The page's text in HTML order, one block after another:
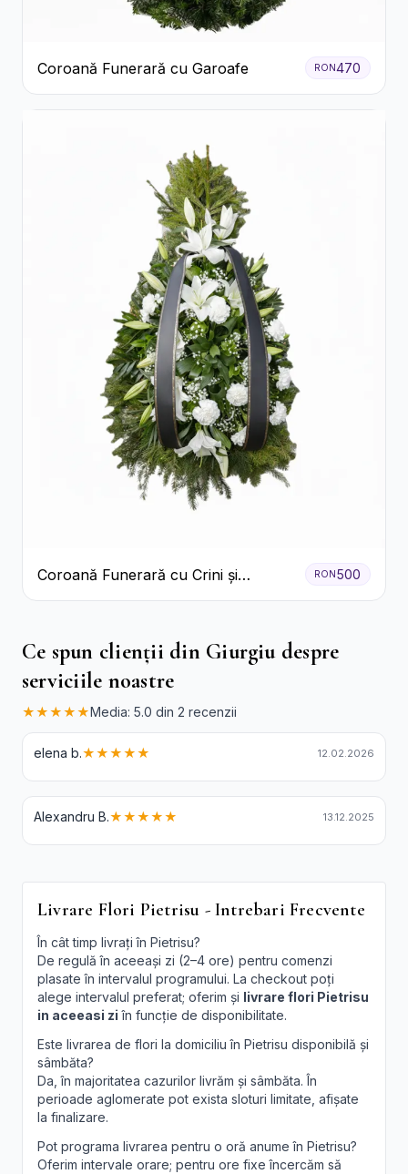
Coroană Funerară cu Garoafe RON 470
Coroană Funerară cu Crini și
Garoafe Albe
RON500
Ce spun clienții din Giurgiu despre
serviciile noastre
★★★★★Media: 5.0 din 2 recenzii
elena b.★★★★★ 12.02.2026
Alexandru B.★★★★★ 13.12.2025
Livrare Flori Pietrisu - Intrebari Frecvente
În cât timp livrați în Pietrisu?
De regulă în aceeași zi (2–4 ore) pentru comenzi
plasate în intervalul programului. La checkout poți
alege intervalul preferat; oferim și livrare flori Pietrisu
in aceeasi zi în funcție de disponibilitate.
Este livrarea de flori la domiciliu în Pietrisu disponibilă și
sâmbăta?
Da, în majoritatea cazurilor livrăm și sâmbăta. În
perioade aglomerate pot exista sloturi limitate, afișate
la finalizare.
Pot programa livrarea pentru o oră anume în Pietrisu?
Oferim intervale orare; pentru ore fixe încercăm să